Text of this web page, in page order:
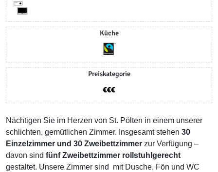
Küche
Preiskategorie
Nächtigen Sie im Herzen von St. Pölten in einem unserer
schlichten, gemütlichen Zimmer. Insgesamt stehen 30
Einzelzimmer und 30 Zweibettzimmer zur Verfügung –
davon sind fünf Zweibettzimmer rollstuhlgerecht
gestaltet. Unsere Zimmer sind mit Dusche, Fön und WC